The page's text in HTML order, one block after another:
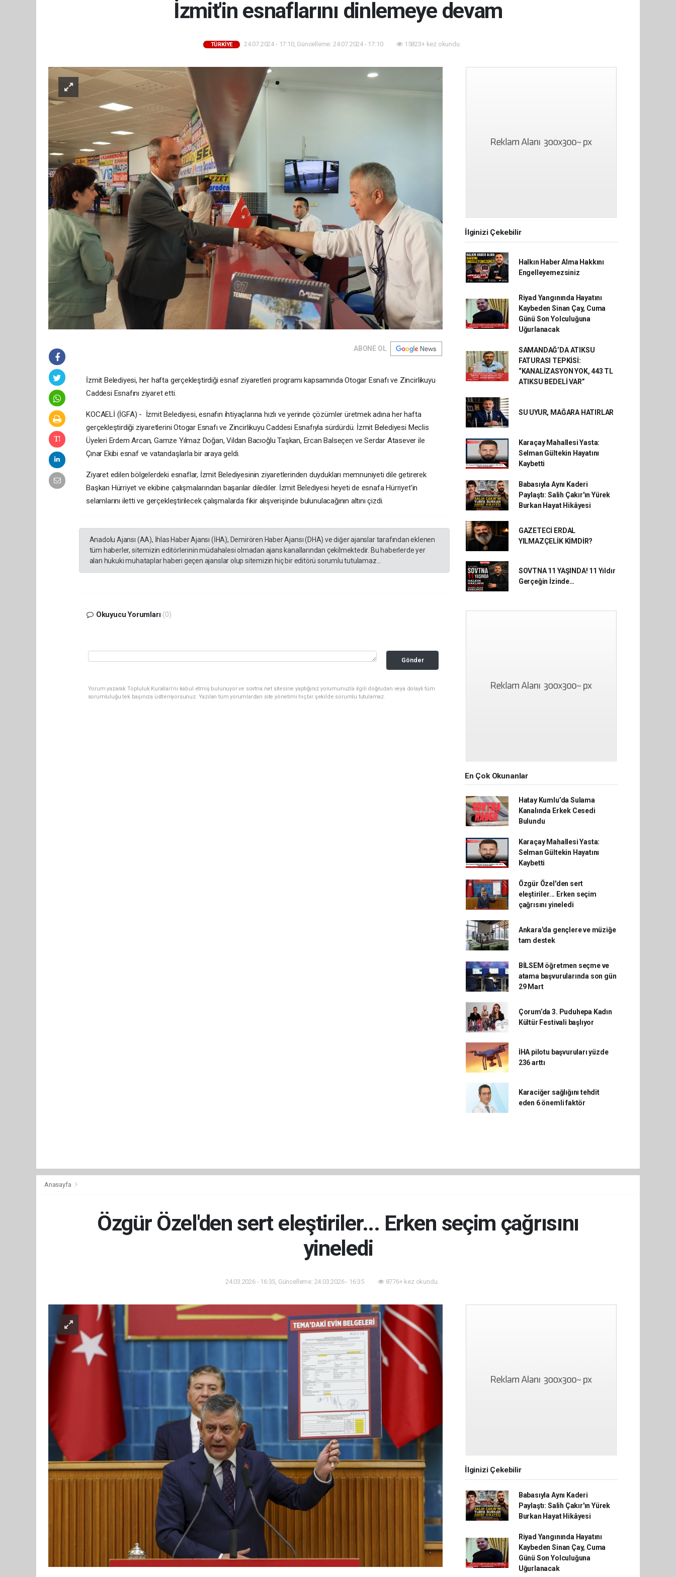
İzmit'in esnaflarını dinlemeye devam
TÜRKİYE 24.07.2024 - 17:10, Güncelleme: 24.07.2024 - 17:10 15823+ kez okundu.
ABONE OL
İzmit Belediyesi, her hafta gerçekleştirdiği esnaf ziyaretleri programı kapsamında Otogar Esnafı ve Zincirlikuyu
Caddesi Esnafını ziyaret etti.
KOCAELİ (İGFA) - İzmit Belediyesi, esnafın ihtiyaçlarına hızlı ve yerinde çözümler üretmek adına her hafta
gerçekleştirdiği ziyaretlerini Otogar Esnafı ve Zincirlikuyu Caddesi Esnafıyla sürdürdü. İzmit Belediyesi Meclis
Üyeleri Erdem Arcan, Gamze Yılmaz Doğan, Vildan Bacıoğlu Taşkan, Ercan Balseçen ve Serdar Atasever ile
Çınar Ekibi esnaf ve vatandaşlarla bir araya geldi.
Ziyaret edilen bölgelerdeki esnaflar, İzmit Belediyesinin ziyaretlerinden duydukları memnuniyeti dile getirerek
Başkan Hürriyet ve ekibine çalışmalarından başarılar dilediler. İzmit Belediyesi heyeti de esnafa Hürriyet’in
selamlarını iletti ve gerçekleştirilecek çalışmalarda fikir alışverişinde bulunulacağının altını çizdi.
Anadolu Ajansı (AA), İhlas Haber Ajansı (İHA), Demirören Haber Ajansı (DHA) ve diğer ajanslar tarafından eklenen
tüm haberler, sitemizin editörlerinin müdahalesi olmadan ajans kanallarından çekilmektedir. Bu haberlerde yer
alan hukuki muhataplar haberi geçen ajanslar olup sitemizin hiç bir editörü sorumlu tutulamaz...
Okuyucu Yorumları (0)
Gönder
Yorum yazarak Topluluk Kuralları’nı kabul etmiş bulunuyor ve sovtna.net sitesine yaptığınız yorumunuzla ilgili doğrudan veya dolaylı tüm
sorumluluğu tek başınıza üstleniyorsunuz. Yazılan tüm yorumlardan site yönetimi hiçbir şekilde sorumlu tutulamaz.
İlginizi Çekebilir
Halkın Haber Alma Hakkını
Engelleyemezsiniz
Riyad Yangınında Hayatını
Kaybeden Sinan Çay, Cuma
Günü Son Yolculuğuna
Uğurlanacak
SAMANDAĞ’DA ATIKSU
FATURASI TEPKİSİ:
“KANALİZASYON YOK, 443 TL
ATIKSU BEDELİ VAR”
SU UYUR, MAĞARA HATIRLAR
Karaçay Mahallesi Yasta:
Selman Gültekin Hayatını
Kaybetti
Babasıyla Aynı Kaderi
Paylaştı: Salih Çakır'ın Yürek
Burkan Hayat Hikâyesi
GAZETECİ ERDAL
YILMAZÇELİK KİMDİR?
SOVTNA 11 YAŞINDA! 11 Yıldır
Gerçeğin İzinde…
En Çok Okunanlar
Hatay Kumlu’da Sulama
Kanalında Erkek Cesedi
Bulundu
Karaçay Mahallesi Yasta:
Selman Gültekin Hayatını
Kaybetti
Özgür Özel'den sert
eleştiriler... Erken seçim
çağrısını yineledi
Ankara'da gençlere ve müziğe
tam destek
BİLSEM öğretmen seçme ve
atama başvurularında son gün
29 Mart
Çorum’da 3. Puduhepa Kadın
Kültür Festivali başlıyor
İHA pilotu başvuruları yüzde
236 arttı
Karaciğer sağlığını tehdit
eden 6 önemli faktör
Anasayfa
Özgür Özel'den sert eleştiriler... Erken seçim çağrısını
yineledi
24.03.2026 - 16:35, Güncelleme: 24.03.2026 - 16:35 8776+ kez okundu.
İlginizi Çekebilir
Babasıyla Aynı Kaderi
Paylaştı: Salih Çakır'ın Yürek
Burkan Hayat Hikâyesi
Riyad Yangınında Hayatını
Kaybeden Sinan Çay, Cuma
Günü Son Yolculuğuna
Uğurlanacak